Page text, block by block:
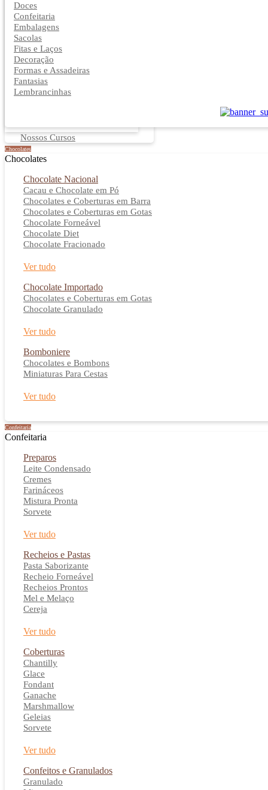
Doces
Confeitaria
Embalagens
Sacolas
Fitas e Laços
Decoração
Formas e Assadeiras
Fantasias
Lembrancinhas
Nossos Cursos
Chocolates
Chocolates
Chocolate Nacional
Cacau e Chocolate em Pó
Chocolates e Coberturas em Barra
Chocolates e Coberturas em Gotas
Chocolate Forneável
Chocolate Diet
Chocolate Fracionado
Ver tudo
Chocolate Importado
Chocolates e Coberturas em Gotas
Chocolate Granulado
Ver tudo
Bomboniere
Chocolates e Bombons
Miniaturas Para Cestas
Ver tudo
Confeitaria
Confeitaria
Preparos
Leite Condensado
Cremes
Farináceos
Mistura Pronta
Sorvete
Ver tudo
Recheios e Pastas
Pasta Saborizante
Recheio Forneável
Recheios Prontos
Mel e Melaço
Cereja
Ver tudo
Coberturas
Chantilly
Glace
Fondant
Ganache
Marshmallow
Geleias
Sorvete
Ver tudo
Confeitos e Granulados
Granulado